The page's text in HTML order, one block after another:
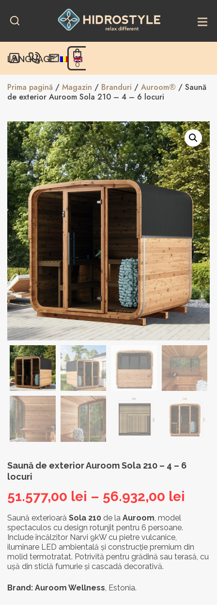
content
LANGUAGE
0
Prima pagină / Magazin / Branduri / Auroom® / Saună
de exterior Auroom Sola 210 – 4 – 6 locuri
Saună de exterior Auroom Sola 210 – 4 – 6
locuri
51.577,00 lei – 56.932,00 lei
până
Saună exterioară Sola 210 de la Auroom , model
spectaculos cu design rotunjit pentru 6 persoane.
Include încălzitor Narvi 9kW cu pietre vulcanice,
iluminare LED ambientală și construcție premium din
molid termotratat. Potrivită pentru grădină sau terasă, cu
ușă din sticlă fumurie și cascadă decorativă.
Brand: Auroom Wellness , Estonia.